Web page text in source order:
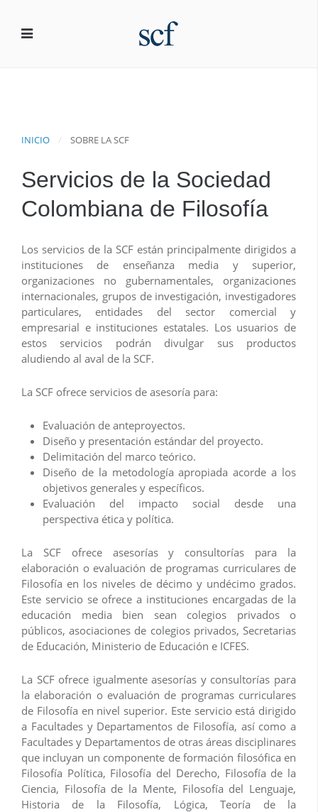
INICIO SOBRE LA SCF
Servicios de la Sociedad
Colombiana de Filosofía
Los servicios de la SCF están principalmente dirigidos a
instituciones de enseñanza media y superior,
organizaciones no gubernamentales, organizaciones
internacionales, grupos de investigación, investigadores
particulares, entidades del sector comercial y
empresarial e instituciones estatales. Los usuarios de
estos servicios podrán divulgar sus productos
aludiendo al aval de la SCF.
La SCF ofrece servicios de asesoría para:
Evaluación de anteproyectos.
Diseño y presentación estándar del proyecto.
Delimitación del marco teórico.
Diseño de la metodología apropiada acorde a los
objetivos generales y específicos.
Evaluación del impacto social desde una
perspectiva ética y política.
La SCF ofrece asesorías y consultorías para la
elaboración o evaluación de programas curriculares de
Filosofía en los niveles de décimo y undécimo grados.
Este servicio se ofrece a instituciones encargadas de la
educación media bien sean colegios privados o
públicos, asociaciones de colegios privados, Secretarias
de Educación, Ministerio de Educación e ICFES.
La SCF ofrece igualmente asesorías y consultorías para
la elaboración o evaluación de programas curriculares
de Filosofía en nivel superior. Este servicio está dirigido
a Facultades y Departamentos de Filosofía, así como a
Facultades y Departamentos de otras áreas disciplinares
que incluyan un componente de formación filosófica en
Filosofía Política, Filosofía del Derecho, Filosofía de la
Ciencia, Filosofía de la Mente, Filosofía del Lenguaje,
Historia de la Filosofía, Lógica, Teoría de la